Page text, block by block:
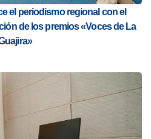
el periodismo regional con el
de los premios «Voces de La